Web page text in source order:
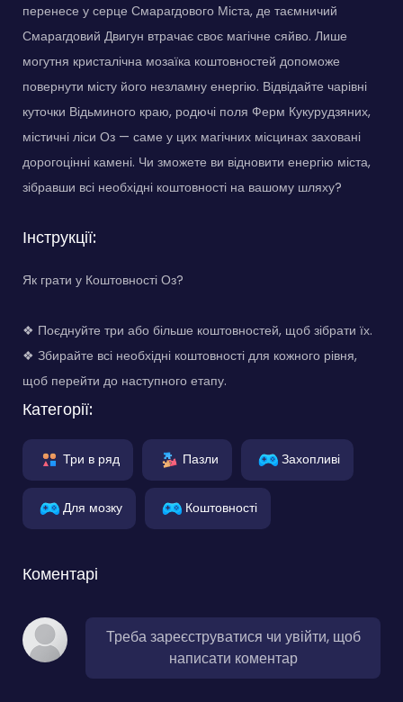
перенесе у серце Смарагдового Міста, де таємничий
Смарагдовий Двигун втрачає своє магічне сяйво. Лише
могутня кристалічна мозаїка коштовностей допоможе
повернути місту його незламну енергію. Відвідайте чарівні
куточки Відьминого краю, родючі поля Ферм Кукурудзяних,
містичні ліси Оз — саме у цих магічних місцинах заховані
дорогоцінні камені. Чи зможете ви відновити енергію міста,
зібравши всі необхідні коштовності на вашому шляху?
Інструкції:
Як грати у Коштовності Оз?
❖ Поєднуйте три або більше коштовностей, щоб зібрати їх.
❖ Збирайте всі необхідні коштовності для кожного рівня,
щоб перейти до наступного етапу.
Категорії:
Три в ряд Пазли Захопливі
Для мозку Коштовності
Коментарі
Треба зареєструватися чи увійти, щоб
написати коментар